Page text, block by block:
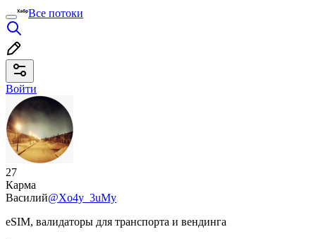
Все потоки
Войти
27
Карма
Василий@Xo4y_3uMy
eSIM, валидаторы для транспорта и вендинга